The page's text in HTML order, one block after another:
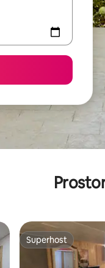
Superhost
Superhost